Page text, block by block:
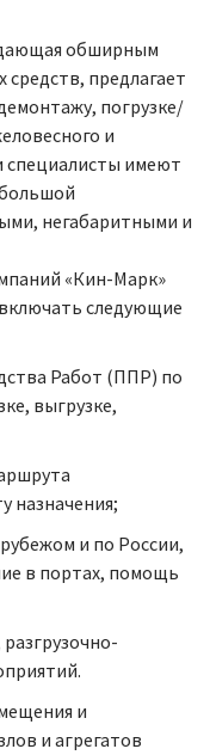
обширным
предлагает
погрузке/
и
специалисты имеют
негабаритными и
«Кин-Марк»
следующие
Работ (ППР) по
выгрузке,
назначения;
и по России,
в портах, помощь
и
и агрегатов